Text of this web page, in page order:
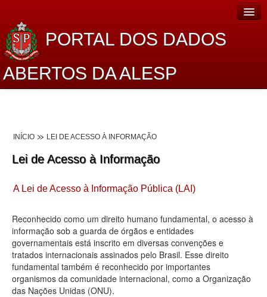
PORTAL DOS DADOS
ABERTOS DA ALESP
Lei de Acesso à Informação
Dados Governamentais Abertos
Planejamento
Catálogo de dados
Processo Legislativo
Deputados Estaduais
INÍCIO LEI DE ACESSO À INFORMAÇÃO
Lei de Acesso à Informação
A Lei de Acesso à Informação Pública (LAI)
Reconhecido como um direito humano fundamental, o acesso à
informação sob a guarda de órgãos e entidades
governamentais está inscrito em diversas convenções e
tratados internacionais assinados pelo Brasil. Esse direito
fundamental também é reconhecido por importantes
organismos da comunidade internacional, como a Organização
das Nações Unidas (ONU).